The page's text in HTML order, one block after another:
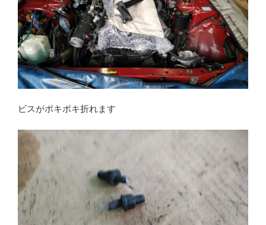
ビスがポキポキ折れます